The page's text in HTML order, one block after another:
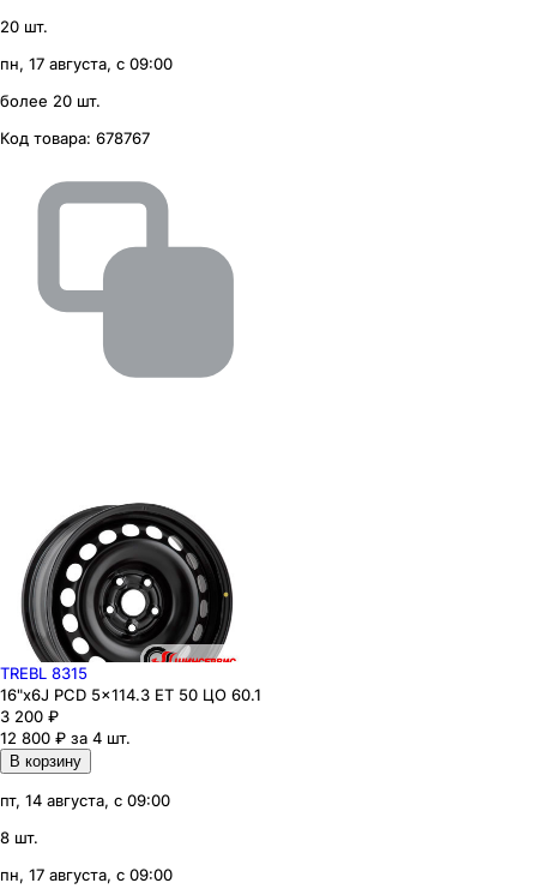
20 шт.
пн, 17 августа, с 09:00
более 20 шт.
Код товара: 678767
TREBL 8315
16"x6J PCD 5x114.3 ЕТ 50 ЦО 60.1
3 200 ₽
12 800 ₽ за 4 шт.
В корзину
пт, 14 августа, с 09:00
8 шт.
пн, 17 августа, с 09:00